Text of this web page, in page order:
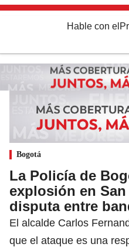
Hable con el
Bogotá
La Policía de
explosión en
disputa entre
El alcalde Carlos
que el ataque es una